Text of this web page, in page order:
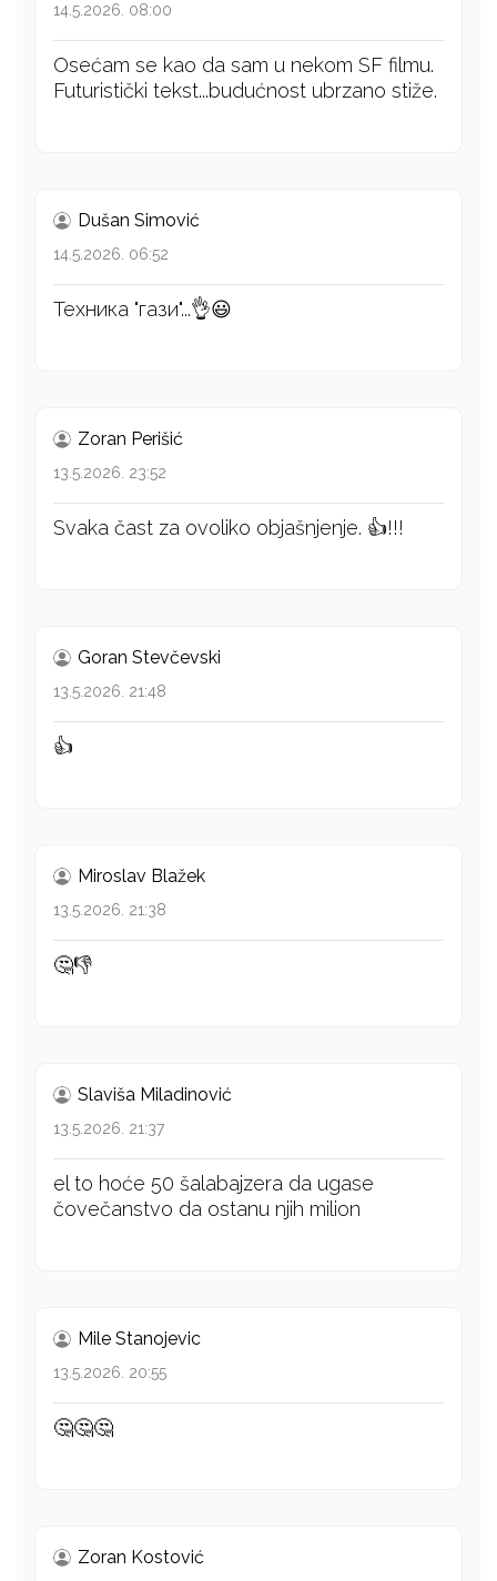
14.5.2026. 08:00
Osećam se kao da sam u nekom SF filmu.
Futuristički tekst...budućnost ubrzano stiže.
Dušan Simović
14.5.2026. 06:52
Техника "гази"...👌😃
Zoran Perišić
13.5.2026. 23:52
Svaka čast za ovoliko objašnjenje. 👍!!!
Goran Stevčevski
13.5.2026. 21:48
👍
Miroslav Blažek
13.5.2026. 21:38
🤔👎
Slaviša Miladinović
13.5.2026. 21:37
el to hoće 50 šalabajzera da ugase
čovečanstvo da ostanu njih milion
Mile Stanojevic
13.5.2026. 20:55
🤔🤔🤔
Zoran Kostović